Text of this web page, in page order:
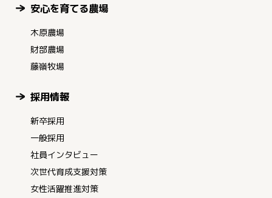
安心を育てる農場
木原農場
財部農場
藤嶺牧場
採用情報
新卒採用
一般採用
社員インタビュー
次世代育成支援対策
女性活躍推進対策